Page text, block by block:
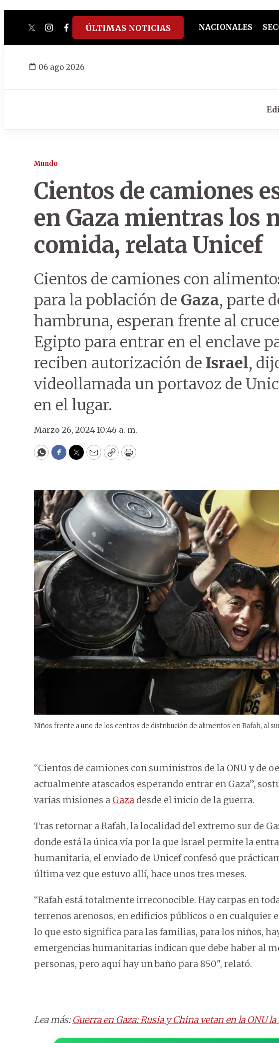
twitterinstagram
facebook
tiktokyoutube
spotify
ÚLTIMAS NOTICIAS NACIONALES
06 ago 2026
Mundo
Cientos de camiones
en Gaza mientras los
comida, relata Unicef
Cientos de camiones con
para la población de Gaza, parte
hambruna, esperan frente al
Egipto para entrar en el enclave
reciben autorización de Israel,
videollamada un portavoz de
en el lugar.
Marzo 26, 2024 10:46 a. m.
WhatsApp
Facebook
Twitter
EmailCopyPrint
Niños frente a uno de los centros de distribución de alimentos en Rafah, al
“Cientos de camiones con suministros de la ONU y de
actualmente atascados esperando entrar en Gaza”,
varias misiones a Gaza desde el inicio de la guerra.
Tras retornar a Rafah, la localidad del extremo sur de
donde está la única vía por la que Israel permite la
humanitaria, el enviado de Unicef confesó que
última vez que estuvo allí, hace unos tres meses.
“Rafah está totalmente irreconocible. Hay carpas en
terrenos arenosos, en edificios públicos o en cualquier
lo que esto significa para las familias, para los niños,
emergencias humanitarias indican que debe haber al
personas, pero aquí hay un baño para 850", relató.
Lea más:Guerra en Gaza: Rusia y China vetan en la ONU